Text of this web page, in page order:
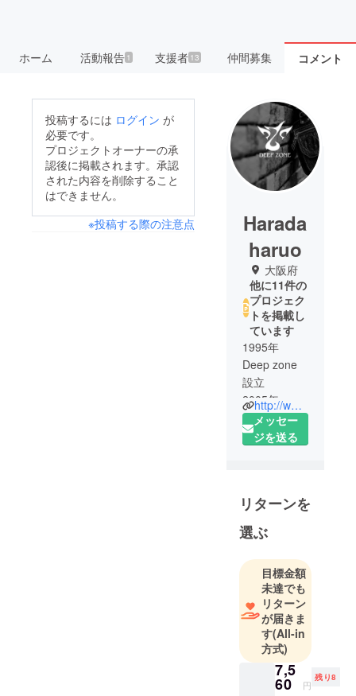
ホーム 活動報告1 支援者 13 仲間募集 コメント
投稿するには ログイン が
必要です。
プロジェクトオーナーの承
認後に掲載されます。承認
された内容を削除すること
はできません。
※投稿する際の注意点
Harada
haruo
大阪府
他に11件の
プロジェク
トを掲載し
ています
1995年
Deep zone
設立
2005年 大
阪船場セン
タービル
布卸
2010年
ネット販売
http://www.deepzone.jp
メッセー
ジを送る
リターンを
選ぶ
目標金額
未達でも
リターン
が届きま
す(All-in
方式)
7,5
60 円
残り8